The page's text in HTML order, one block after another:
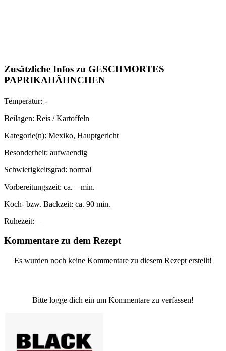
Zusätzliche Infos zu GESCHMORTES
PAPRIKAHÄHNCHEN
Temperatur: -
Beilagen: Reis / Kartoffeln
Kategorie(n): Mexiko, Hauptgericht
Besonderheit: aufwaendig
Schwierigkeitsgrad: normal
Vorbereitungszeit: ca. – min.
Koch- bzw. Backzeit: ca. 90 min.
Ruhezeit: –
Kommentare zu dem Rezept
Es wurden noch keine Kommentare zu diesem Rezept erstellt!
Bitte logge dich ein um Kommentare zu verfassen!